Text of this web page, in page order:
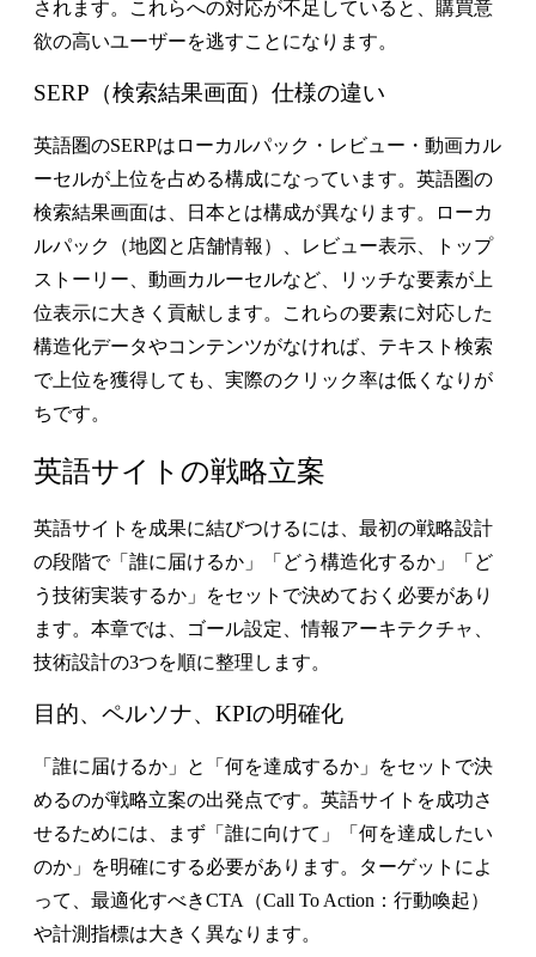
されます。これらへの対応が不足していると、購買意
欲の高いユーザーを逃すことになります。
SERP（検索結果画面）仕様の違い
英語圏のSERPはローカルパック・レビュー・動画カル
ーセルが上位を占める構成になっています。英語圏の
検索結果画面は、日本とは構成が異なります。ローカ
ルパック（地図と店舗情報）、レビュー表示、トップ
ストーリー、動画カルーセルなど、リッチな要素が上
位表示に大きく貢献します。これらの要素に対応した
構造化データやコンテンツがなければ、テキスト検索
で上位を獲得しても、実際のクリック率は低くなりが
ちです。
英語サイトの戦略立案
英語サイトを成果に結びつけるには、最初の戦略設計
の段階で「誰に届けるか」「どう構造化するか」「ど
う技術実装するか」をセットで決めておく必要があり
ます。本章では、ゴール設定、情報アーキテクチャ、
技術設計の3つを順に整理します。
目的、ペルソナ、KPIの明確化
「誰に届けるか」と「何を達成するか」をセットで決
めるのが戦略立案の出発点です。英語サイトを成功さ
せるためには、まず「誰に向けて」「何を達成したい
のか」を明確にする必要があります。ターゲットによ
って、最適化すべきCTA（Call To Action：行動喚起）
や計測指標は大きく異なります。